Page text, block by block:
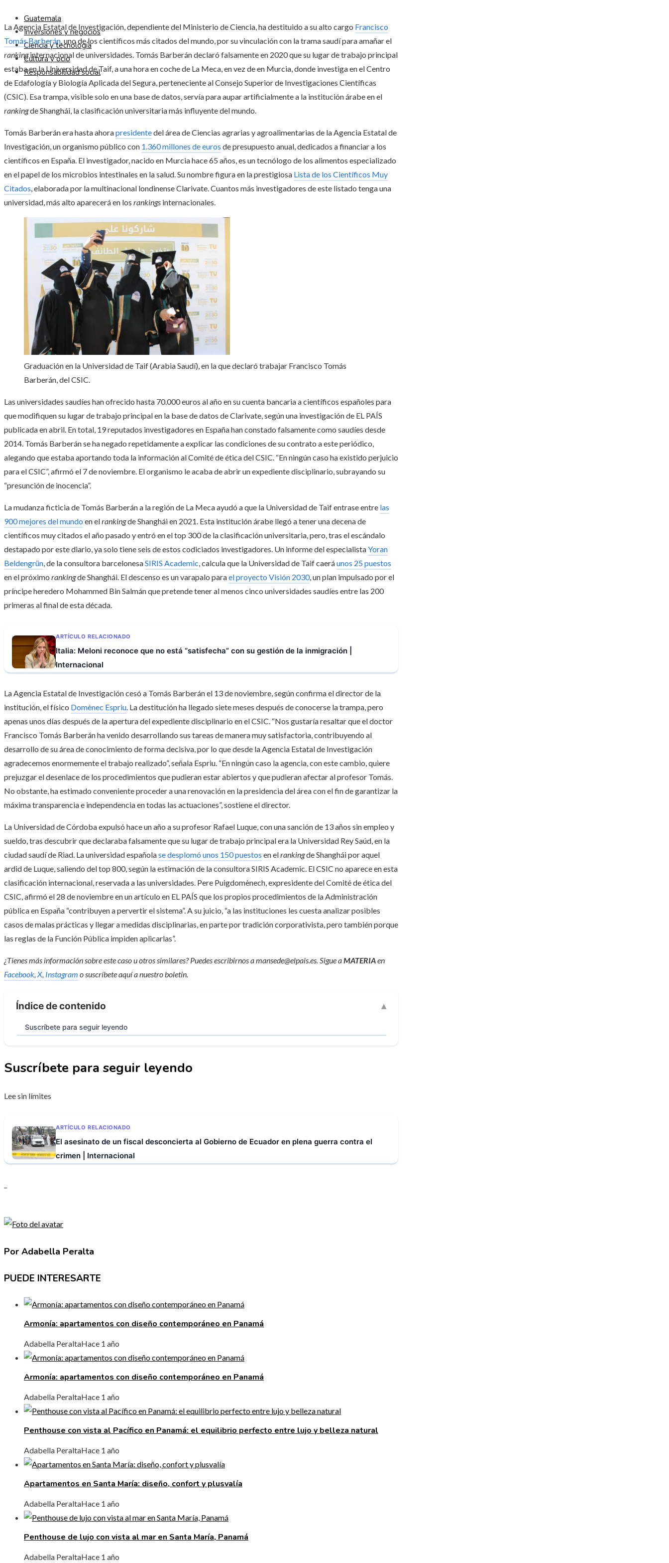
Guatemala
Inversiones y negocios
Ciencia y tecnología
Cultura y ocio
Responsabilidad social
La Agencia Estatal de Investigación, dependiente del Ministerio de Ciencia, ha destituido a su alto cargo Francisco
Tomás Barberán, uno de los científicos más citados del mundo, por su vinculación con la trama saudí para amañar el
rankinginternacional de universidades. Tomás Barberán declaró falsamente en 2020 que su lugar de trabajo principal
estaba en la Universidad de Taif, a una hora en coche de La Meca, en vez de en Murcia, donde investiga en el Centro
de Edafología y Biología Aplicada del Segura, perteneciente al Consejo Superior de Investigaciones Científicas
(CSIC). Esa trampa, visible solo en una base de datos, servía para aupar artificialmente a la institución árabe en el
rankingde Shanghái, la clasificación universitaria más influyente del mundo.
Tomás Barberán era hasta ahorapresidentedel área de Ciencias agrarias y agroalimentarias de la Agencia Estatal de
Investigación, un organismo público con 1.360 millones de euros de presupuesto anual, dedicados a financiar a los
científicos en España. El investigador, nacido en Murcia hace 65 años, es un tecnólogo de los alimentos especializado
en el papel de los microbios intestinales en la salud. Su nombre figura en la prestigiosa Lista de los Científicos Muy
Citados, elaborada por la multinacional londinense Clarivate. Cuantos más investigadores de este listado tenga una
universidad, más alto aparecerá en los rankings internacionales.
Graduación en la Universidad de Taif (Arabia Saudí), en la que declaró trabajar Francisco Tomás
Barberán, del CSIC.
Las universidades saudíes han ofrecido hasta 70.000 euros al año en su cuenta bancaria a científicos españoles para
que modifiquen su lugar de trabajo principal en la base de datos de Clarivate, según una investigación de EL PAÍS
publicada en abril. En total, 19 reputados investigadores en España han constado falsamente como saudíes desde
2014. Tomás Barberán se ha negado repetidamente a explicar las condiciones de su contrato a este periódico,
alegando que estaba aportando toda la información al Comité de ética del CSIC. “En ningún caso ha existido perjuicio
para el CSIC”, afirmó el 7 de noviembre. El organismo le acaba de abrir un expediente disciplinario, subrayando su
“presunción de inocencia”.
La mudanza ficticia de Tomás Barberán a la región de La Meca ayudó a que la Universidad de Taif entrase entre las
900 mejores del mundo en elrankingde Shanghái en 2021. Esta institución árabe llegó a tener una decena de
científicos muy citados el año pasado y entró en el top 300 de la clasificación universitaria, pero, tras el escándalo
destapado por este diario, ya solo tiene seis de estos codiciados investigadores. Un informe del especialistaYoran
Beldengrün, de la consultora barcelonesaSIRIS Academic, calcula que la Universidad de Taif caeráunos 25 puestos
en el próximo rankingde Shanghái. El descenso es un varapalo parael proyecto Visión 2030, un plan impulsado por el
príncipe heredero Mohammed Bin Salmán que pretende tener al menos cinco universidades saudíes entre las 200
primeras al final de esta década.
ARTÍCULO RELACIONADO
Italia: Meloni reconoce que no está “satisfecha” con su gestión de la inmigración |
Internacional
La Agencia Estatal de Investigación cesó a Tomás Barberán el 13 de noviembre, según confirma el director de la
institución, el físico Domènec Espriu. La destitución ha llegado siete meses después de conocerse la trampa, pero
apenas unos días después de la apertura del expediente disciplinario en el CSIC. “Nos gustaría resaltar que el doctor
Francisco Tomás Barberán ha venido desarrollando sus tareas de manera muy satisfactoria, contribuyendo al
desarrollo de su área de conocimiento de forma decisiva, por lo que desde la Agencia Estatal de Investigación
agradecemos enormemente el trabajo realizado”, señala Espriu. “En ningún caso la agencia, con este cambio, quiere
prejuzgar el desenlace de los procedimientos que pudieran estar abiertos y que pudieran afectar al profesor Tomás.
No obstante, ha estimado conveniente proceder a una renovación en la presidencia del área con el fin de garantizar la
máxima transparencia e independencia en todas las actuaciones”, sostiene el director.
La Universidad de Córdoba expulsó hace un año a su profesor Rafael Luque, con una sanción de 13 años sin empleo y
sueldo, tras descubrir que declaraba falsamente que su lugar de trabajo principal era la Universidad Rey Saúd, en la
ciudad saudí de Riad. La universidad españolase desplomó unos 150 puestos en elrankingde Shanghái por aquel
ardid de Luque, saliendo del top 800, según la estimación de la consultora SIRIS Academic. El CSIC no aparece en esta
clasificación internacional, reservada a las universidades. Pere Puigdomènech, expresidente del Comité de ética del
CSIC, afirmó el 28 de noviembre en un artículo en EL PAÍS que los propios procedimientos de la Administración
pública en España “contribuyen a pervertir el sistema”. A su juicio, “a las instituciones les cuesta analizar posibles
casos de malas prácticas y llegar a medidas disciplinarias, en parte por tradición corporativista, pero también porque
las reglas de la Función Pública impiden aplicarlas”.
¿Tienes más información sobre este caso u otros similares? Puedes escribirnos amansede@elpais.es. Sigue aMATERIAen
Facebook, X, Instagram o suscríbete aquí a nuestroboletín.
Índice de contenido
Suscríbete para seguir leyendo
Suscríbete para seguir leyendo
Lee sin límites
ARTÍCULO RELACIONADO
El asesinato de un fiscal desconcierta al Gobierno de Ecuador en plena guerra contra el
crimen | Internacional
Por Adabella Peralta
PUEDE INTERESARTE
Armonía: apartamentos con diseño contemporáneo en Panamá
Adabella PeraltaHace 1 año
Armonía: apartamentos con diseño contemporáneo en Panamá
Adabella PeraltaHace 1 año
Penthouse con vista al Pacífico en Panamá: el equilibrio perfecto entre lujo y belleza natural
Adabella PeraltaHace 1 año
Apartamentos en Santa María: diseño, confort y plusvalía
Adabella PeraltaHace 1 año
Penthouse de lujo con vista al mar en Santa María, Panamá
Adabella PeraltaHace 1 año